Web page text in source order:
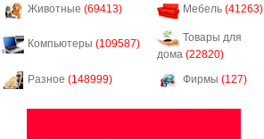
Животные (69413) Мебель (41263)
Компьютеры (109587)
Товары для
дома (22820)
Разное (148999) Фирмы (127)